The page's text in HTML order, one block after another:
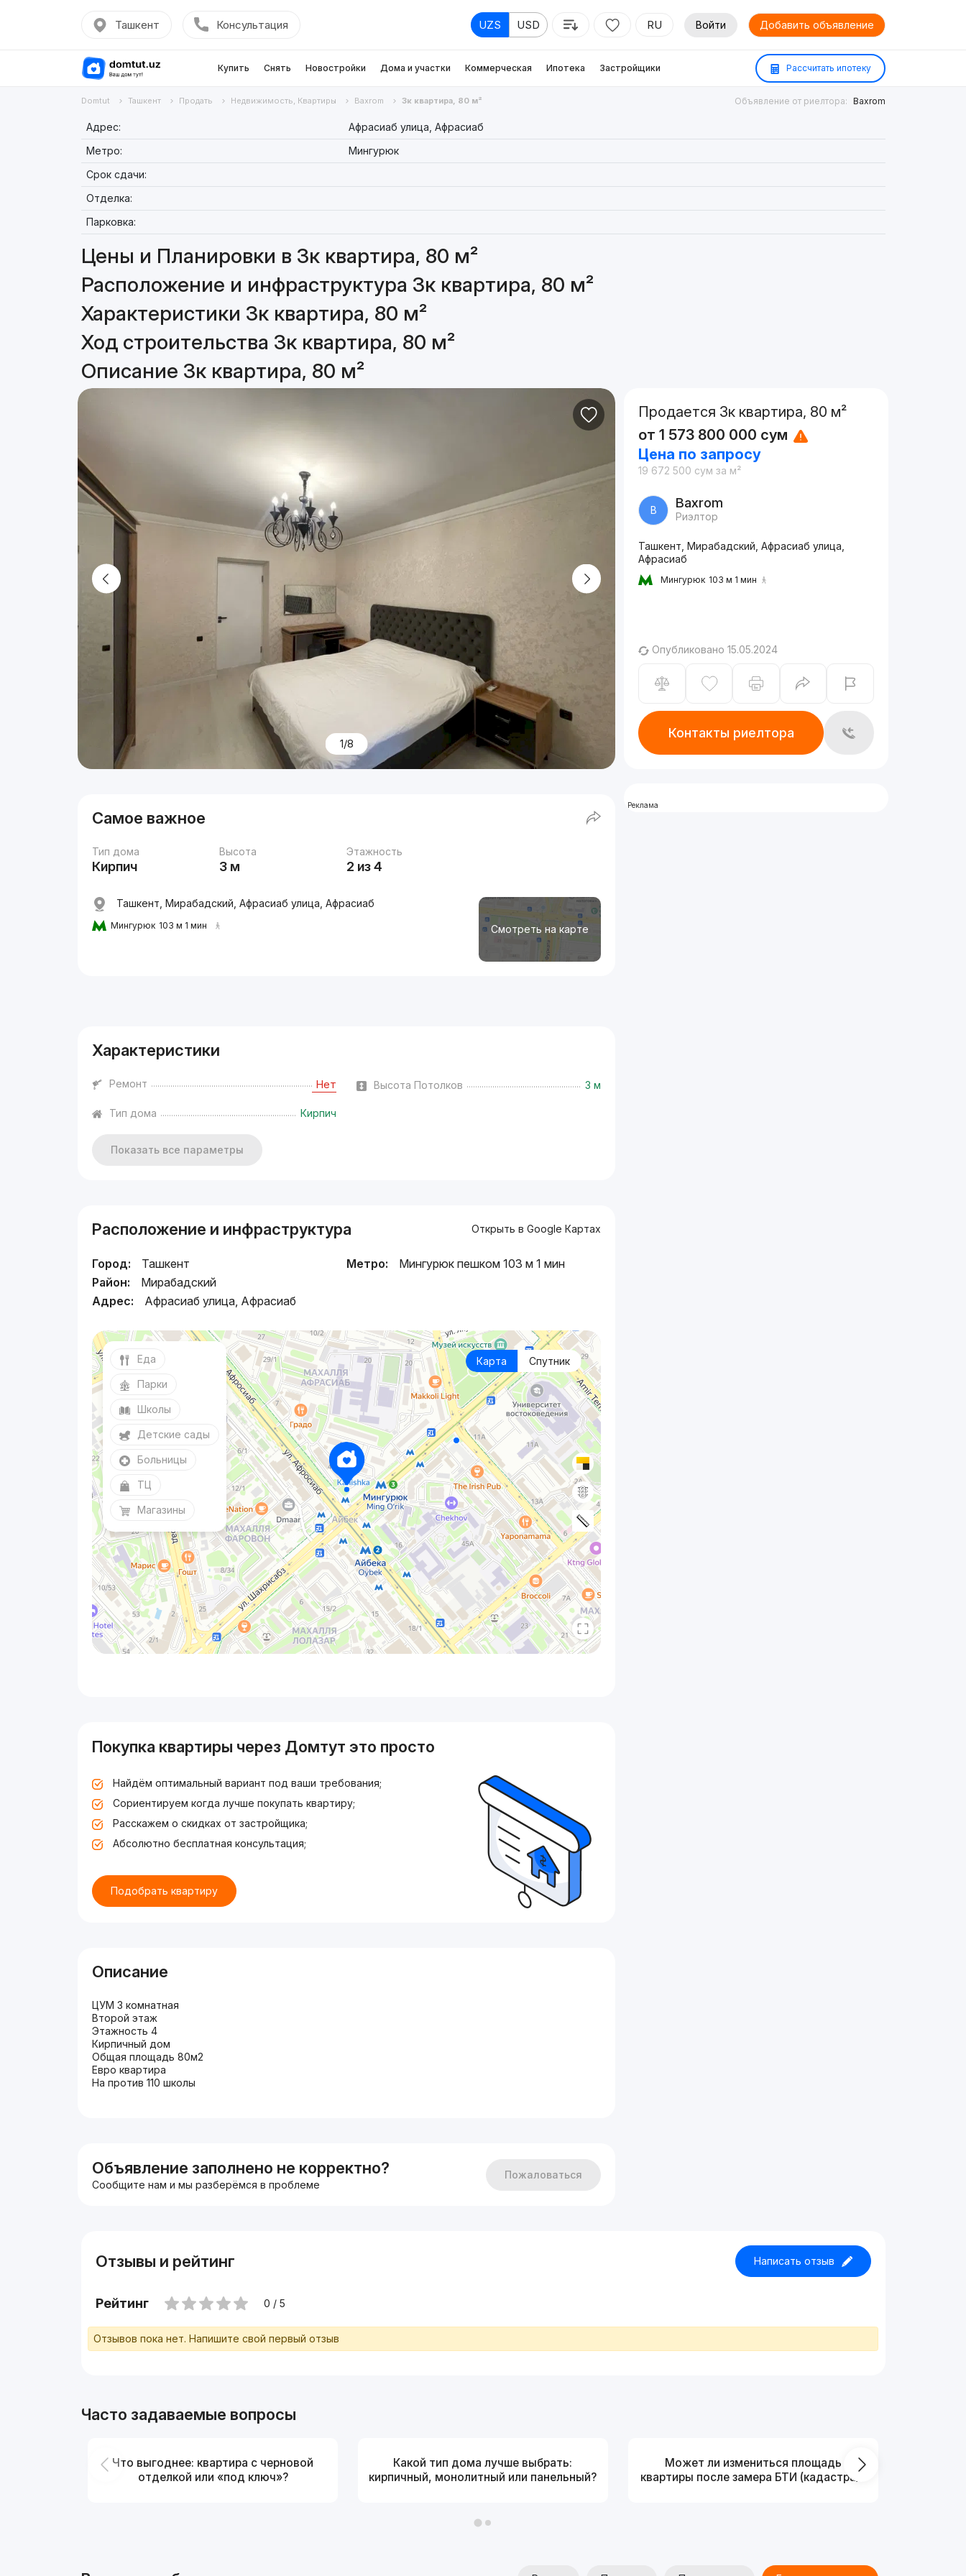
Ташкент Консультация UZS USD RU Войти Добавить объявление
Купить Снять Новостройки Дома и участки Коммерческая Ипотека Застройщики Рассчитать ипотеку
Domtut Ташкент Продать Недвижимость, Квартиры Baxrom 3к квартира, 80 м² Объявление от риелтора: Baxrom
Адрес:
Афрасиаб улица, Афрасиаб
Метро:
Мингурюк
Срок сдачи:
Отделка:
Парковка:
Цены и Планировки в 3к квартира, 80 м²
Расположение и инфраструктура 3к квартира, 80 м²
Характеристики 3к квартира, 80 м²
Ход строительства 3к квартира, 80 м²
Описание 3к квартира, 80 м²
1/8
Самое важное
Тип дома
Кирпич
Высота
3 м
Этажность
2 из 4
Смотреть на карте
Ташкент, Мирабадский, Афрасиаб улица, Афрасиаб
Мингурюк 103 м 1 мин
Характеристики
Ремонт Нет Высота Потолков 3 м
Тип дома Кирпич
Показать все параметры
Расположение и инфраструктура Открыть в Google Картах
Город:
Ташкент
Район:
Мирабадский
Адрес:
Афрасиаб улица, Афрасиаб
Метро: Мингурюк пешком 103 м 1 мин
Карта Спутник
Еда
Парки
Школы
Детские сады
Больницы
ТЦ
Магазины
Покупка квартиры через Домтут это просто
Найдём оптимальный вариант под ваши требования;
Сориентируем когда лучше покупать квартиру;
Расскажем о скидках от застройщика;
Абсолютно бесплатная консультация;
Подобрать квартиру
Описание
ЦУМ 3 комнатная
Второй этаж
Этажность 4
Кирпичный дом
Общая площадь 80м2
Евро квартира
На против 110 школы
Объявление заполнено не корректно?
Сообщите нам и мы разберёмся в проблеме
Пожаловаться
Продается 3к квартира, 80 м²
от 1 573 800 000 сум
Цена по запросу
19 672 500 сум за м²
B Baxrom
Риэлтор
Ташкент, Мирабадский, Афрасиаб улица,
Афрасиаб
Мингурюк 103 м 1 мин
Опубликовано 15.05.2024
Контакты риелтора
Реклама
Отзывы и рейтинг Написать отзыв
Рейтинг 0 / 5
Отзывов пока нет. Напишите свой первый отзыв
Часто задаваемые вопросы
Что выгоднее: квартира с черновой
отделкой или «под ключ»?
Какой тип дома лучше выбрать:
кирпичный, монолитный или панельный?
Может ли измениться площадь
квартиры после замера БТИ (кадастра)?